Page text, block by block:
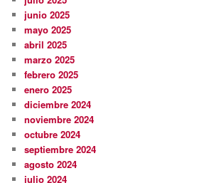
junio 2025
mayo 2025
abril 2025
marzo 2025
febrero 2025
enero 2025
diciembre 2024
noviembre 2024
octubre 2024
septiembre 2024
agosto 2024
julio 2024